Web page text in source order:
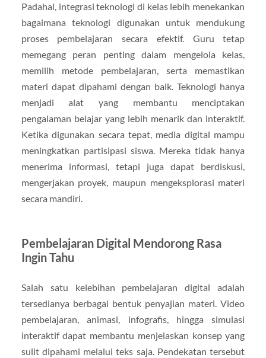
Padahal, integrasi teknologi di kelas lebih menekankan
bagaimana teknologi digunakan untuk mendukung
proses pembelajaran secara efektif. Guru tetap
memegang peran penting dalam mengelola kelas,
memilih metode pembelajaran, serta memastikan
materi dapat dipahami dengan baik. Teknologi hanya
menjadi alat yang membantu menciptakan
pengalaman belajar yang lebih menarik dan interaktif.
Ketika digunakan secara tepat, media digital mampu
meningkatkan partisipasi siswa. Mereka tidak hanya
menerima informasi, tetapi juga dapat berdiskusi,
mengerjakan proyek, maupun mengeksplorasi materi
secara mandiri.
Pembelajaran Digital Mendorong Rasa
Ingin Tahu
Salah satu kelebihan pembelajaran digital adalah
tersedianya berbagai bentuk penyajian materi. Video
pembelajaran, animasi, infografis, hingga simulasi
interaktif dapat membantu menjelaskan konsep yang
sulit dipahami melalui teks saja. Pendekatan tersebut